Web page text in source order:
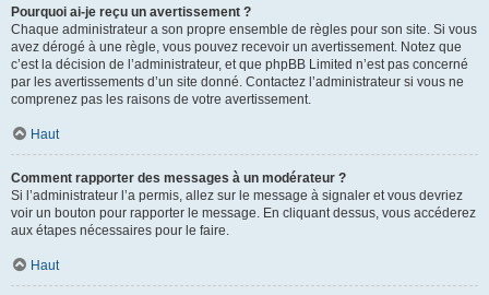
Pourquoi ai-je reçu un avertissement ?
Chaque administrateur a son propre ensemble de règles pour son site. Si vous
avez dérogé à une règle, vous pouvez recevoir un avertissement. Notez que
c’est la décision de l’administrateur, et que phpBB Limited n’est pas concerné
par les avertissements d’un site donné. Contactez l’administrateur si vous ne
comprenez pas les raisons de votre avertissement.
Haut
Comment rapporter des messages à un modérateur ?
Si l’administrateur l’a permis, allez sur le message à signaler et vous devriez
voir un bouton pour rapporter le message. En cliquant dessus, vous accéderez
aux étapes nécessaires pour le faire.
Haut